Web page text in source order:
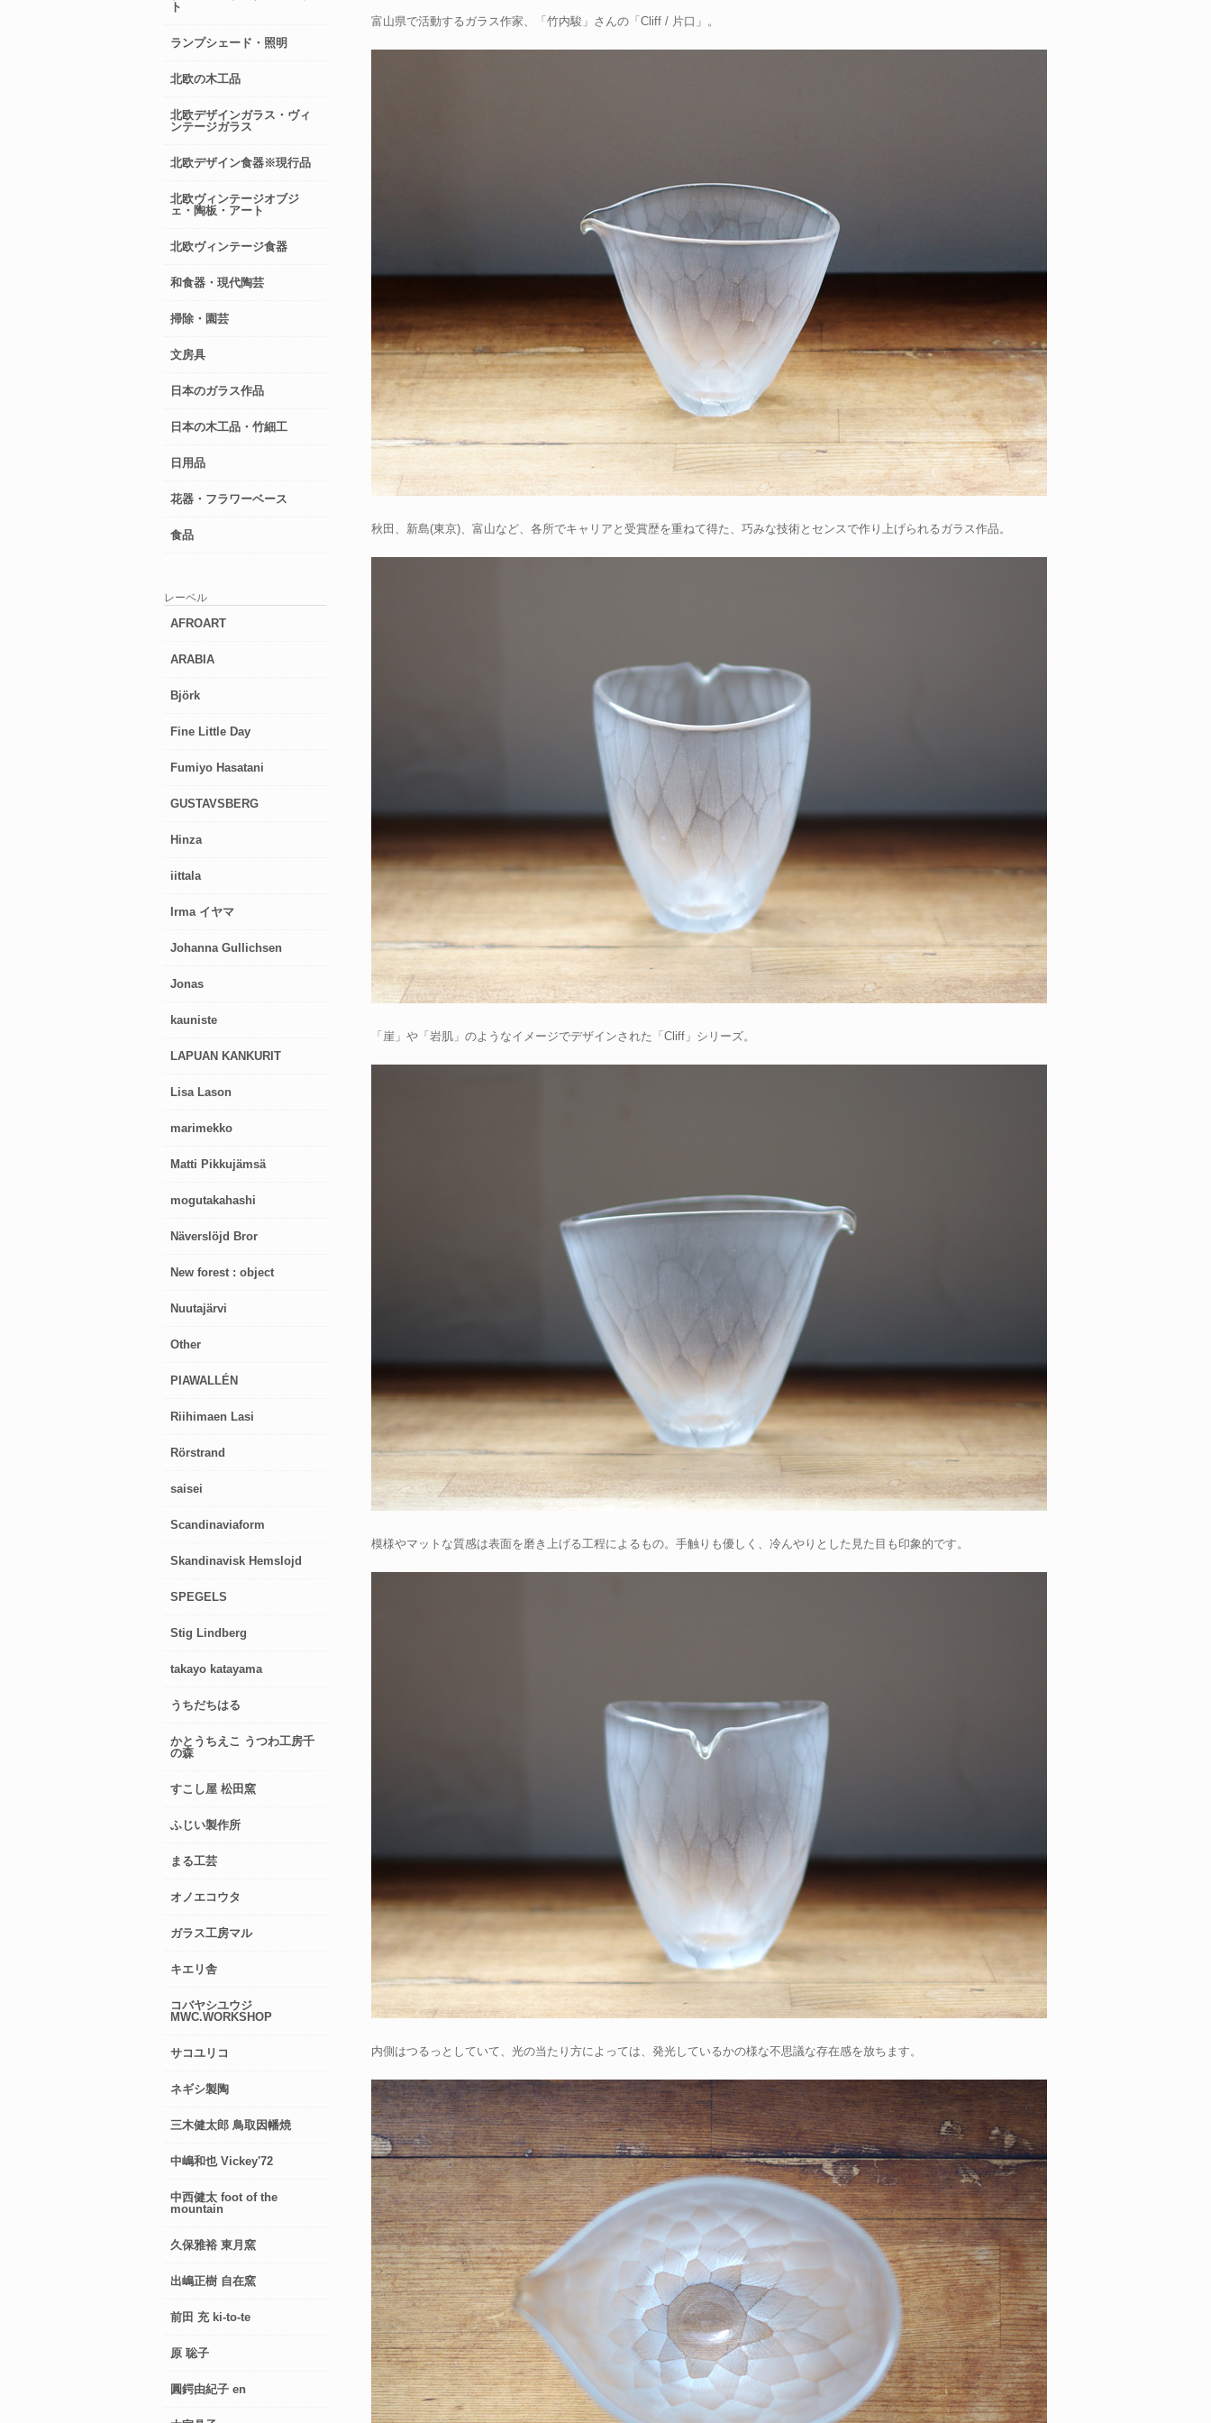
富山県で活動するガラス作家、「竹内駿」さんの「Cliff / 片口」。
秋田、新島(東京)、富山など、各所でキャリアと受賞歴を重ねて得た、巧みな技術とセンスで作り上げられるガラス作品。
「崖」や「岩肌」のようなイメージでデザインされた「Cliff」シリーズ。
模様やマットな質感は表面を磨き上げる工程によるもの。手触りも優しく、冷んやりとした見た目も印象的です。
内側はつるっとしていて、光の当たり方によっては、発光しているかの様な不思議な存在感を放ちます。
ト
ランプシェード・照明
北欧の木工品
北欧デザインガラス・ヴィ
ンテージガラス
北欧デザイン食器※現行品
北欧ヴィンテージオブジ
ェ・陶板・アート
北欧ヴィンテージ食器
和食器・現代陶芸
掃除・園芸
文房具
日本のガラス作品
日本の木工品・竹細工
日用品
花器・フラワーベース
食品
レーベル
AFROART
ARABIA
Björk
Fine Little Day
Fumiyo Hasatani
GUSTAVSBERG
Hinza
iittala
Irma イヤマ
Johanna Gullichsen
Jonas
kauniste
LAPUAN KANKURIT
Lisa Lason
marimekko
Matti Pikkujämsä
mogutakahashi
Näverslöjd Bror
New forest : object
Nuutajärvi
Other
PIAWALLÉN
Riihimaen Lasi
Rörstrand
saisei
Scandinaviaform
Skandinavisk Hemslojd
SPEGELS
Stig Lindberg
takayo katayama
うちだちはる
かとうちえこ うつわ工房千
の森
すこし屋 松田窯
ふじい製作所
まる工芸
オノエコウタ
ガラス工房マル
キエリ舎
コバヤシユウジ
MWC.WORKSHOP
サコユリコ
ネギシ製陶
三木健太郎 鳥取因幡焼
中嶋和也 Vickey'72
中西健太 foot of the
mountain
久保雅裕 東月窯
出嶋正樹 自在窯
前田 充 ki-to-te
原 聡子
圓鍔由紀子 en